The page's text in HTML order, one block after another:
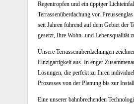
Regentropfen und ein üppiger
Terrassenüberdachung von
seit Jahren führend auf dem Gebiet der
gesetzt, Ihre Wohn- und Lebensqualität
Unsere Terrassenüberdachungen
Einzigartigkeit aus. In enger
Lösungen, die perfekt zu Ihren
Prozesses von der Planung bis zur
Eine unserer bahnbrechenden